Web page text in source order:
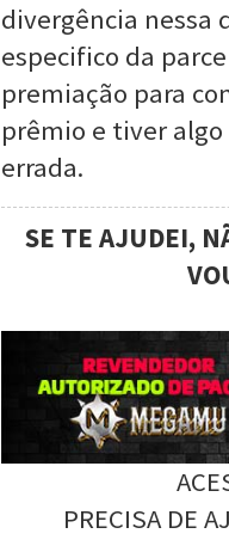
divergência nessa
especifico da
premiação para
prêmio e tiver
errada.
SE TE AJUDEI,
PRECISA DE